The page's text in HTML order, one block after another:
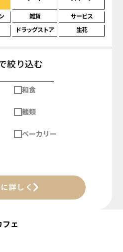
雑貨
サービス
ドラッグストア 生花
絞り込む
和食
麺類
ベーカリー
詳しく
ェ